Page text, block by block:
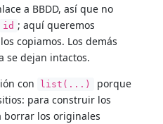
a BBDD, así que no
id ; aquí queremos
copiamos. Los demás
se dejan intactos.
con
list(...)
porque
para construir los
borrar los originales